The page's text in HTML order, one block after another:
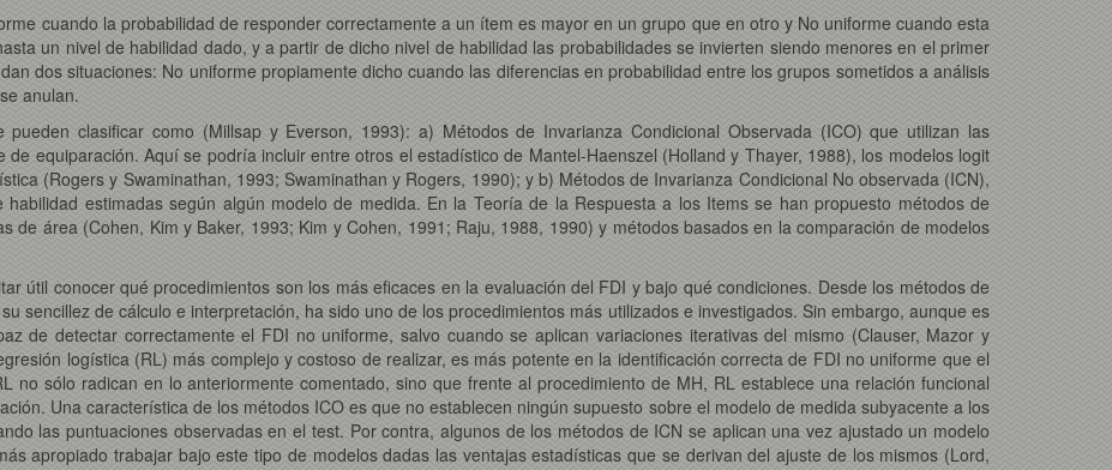
cuando la probabilidad de responder correctamente a un ítem es mayor en un grupo que en otro y No uniforme cuando esta
un nivel de habilidad dado, y a partir de dicho nivel de habilidad las probabilidades se invierten siendo menores en el primer
dos situaciones: No uniforme propiamente dicho cuando las diferencias en probabilidad entre los grupos sometidos a análisis
anulan.
clasificar como (Millsap y Everson, 1993): a) Métodos de Invarianza Condicional Observada (ICO) que utilizan las
equiparación. Aquí se podría incluir entre otros el estadístico de Mantel-Haenszel (Holland y Thayer, 1988), los modelos logit
(Rogers y Swaminathan, 1993; Swaminathan y Rogers, 1990); y b) Métodos de Invarianza Condicional No observada (ICN),
estimadas según algún modelo de medida. En la Teoría de la Respuesta a los Items se han propuesto métodos de
de área (Cohen, Kim y Baker, 1993; Kim y Cohen, 1991; Raju, 1988, 1990) y métodos basados en la comparación de modelos
útil conocer qué procedimientos son los más eficaces en la evaluación del FDI y bajo qué condiciones. Desde los métodos de
sencillez de cálculo e interpretación, ha sido uno de los procedimientos más utilizados e investigados. Sin embargo, aunque es
de detectar correctamente el FDI no uniforme, salvo cuando se aplican variaciones iterativas del mismo (Clauser, Mazor y
logística (RL) más complejo y costoso de realizar, es más potente en la identificación correcta de FDI no uniforme que el
no sólo radican en lo anteriormente comentado, sino que frente al procedimiento de MH, RL establece una relación funcional
Una característica de los métodos ICO es que no establecen ningún supuesto sobre el modelo de medida subyacente a los
las puntuaciones observadas en el test. Por contra, algunos de los métodos de ICN se aplican una vez ajustado un modelo
apropiado trabajar bajo este tipo de modelos dadas las ventajas estadísticas que se derivan del ajuste de los mismos (Lord,